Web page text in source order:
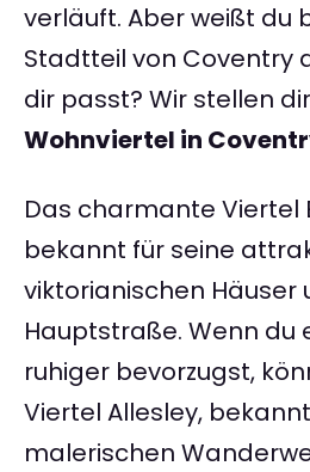
verläuft. Aber weißt du
Stadtteil von Coventry
dir passt? Wir stellen
Wohnviertel in
Das charmante Viertel
bekannt für seine
viktorianischen Häuser
Hauptstraße. Wenn du
ruhiger bevorzugst,
Viertel Allesley,
malerischen